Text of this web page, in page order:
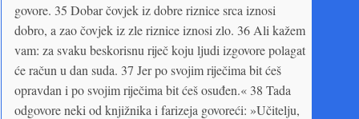
govore. 35 Dobar čovjek iz dobre riznice srca iznosi
dobro, a zao čovjek iz zle riznice iznosi zlo. 36 Ali kažem
vam: za svaku beskorisnu riječ koju ljudi izgovore polagat
će račun u dan suda. 37 Jer po svojim riječima bit ćeš
opravdan i po svojim riječima bit ćeš osuđen.« 38 Tada
odgovore neki od knjižnika i farizeja govoreći: »Učitelju,